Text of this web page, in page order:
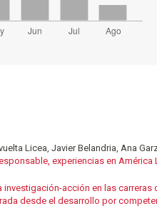
Licea, Javier Belandria, Ana
experiencias en América
acción en las carreras
desde el desarrollo por